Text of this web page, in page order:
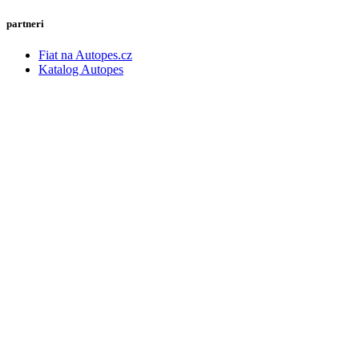
partneri
Fiat na Autopes.cz
Katalog Autopes